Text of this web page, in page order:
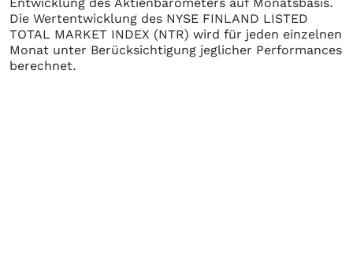
Die Wertentwicklung des NYSE FINLAND LISTED
TOTAL MARKET INDEX (NTR) wird für jeden einzelnen
Monat unter Berücksichtigung jeglicher Performances
berechnet.